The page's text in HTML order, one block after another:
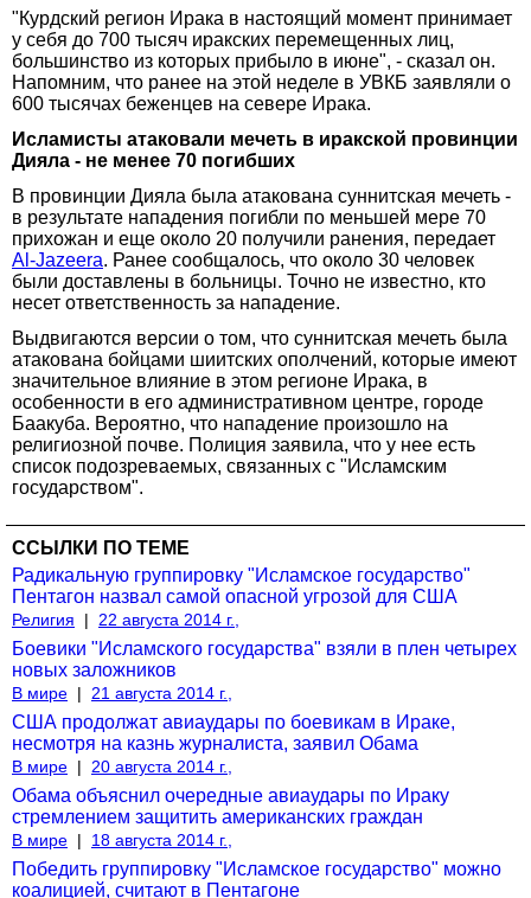
"Курдский регион Ирака в настоящий момент принимает
у себя до 700 тысяч иракских перемещенных лиц,
большинство из которых прибыло в июне", - сказал он.
Напомним, что ранее на этой неделе в УВКБ заявляли о
600 тысячах беженцев на севере Ирака.
Исламисты атаковали мечеть в иракской провинции
Дияла - не менее 70 погибших
В провинции Дияла была атакована суннитская мечеть -
в результате нападения погибли по меньшей мере 70
прихожан и еще около 20 получили ранения, передает
Al-Jazeera. Ранее сообщалось, что около 30 человек
были доставлены в больницы. Точно не известно, кто
несет ответственность за нападение.
Выдвигаются версии о том, что суннитская мечеть была
атакована бойцами шиитских ополчений, которые имеют
значительное влияние в этом регионе Ирака, в
особенности в его административном центре, городе
Баакуба. Вероятно, что нападение произошло на
религиозной почве. Полиция заявила, что у нее есть
список подозреваемых, связанных с "Исламским
государством".
ССЫЛКИ ПО ТЕМЕ
Радикальную группировку "Исламское государство"
Пентагон назвал самой опасной угрозой для США
Религия | 22 августа 2014 г.,
Боевики "Исламского государства" взяли в плен четырех
новых заложников
В мире | 21 августа 2014 г.,
США продолжат авиаудары по боевикам в Ираке,
несмотря на казнь журналиста, заявил Обама
В мире | 20 августа 2014 г.,
Обама объяснил очередные авиаудары по Ираку
стремлением защитить американских граждан
В мире | 18 августа 2014 г.,
Победить группировку "Исламское государство" можно
коалицией, считают в Пентагоне